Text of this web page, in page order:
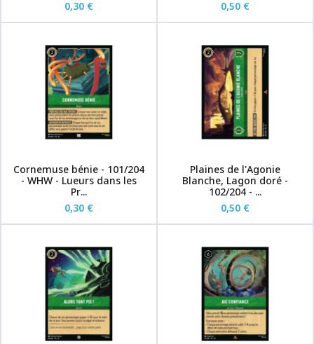
0,30 € 0,50 €
Cornemuse bénie - 101/204
- WHW - Lueurs dans les
Pr...
0,30 €
Plaines de l'Agonie
Blanche, Lagon doré -
102/204 - ...
0,50 €